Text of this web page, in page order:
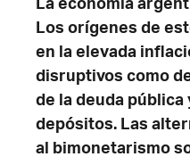
La economía
Los orígenes de
en la elevada
disruptivos como
de la deuda
depósitos. Las
al bimonetarismo